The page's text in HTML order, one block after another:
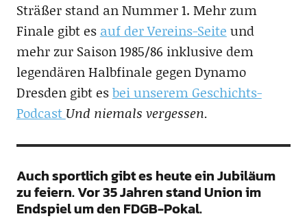
Sträßer stand an Nummer 1. Mehr zum
Finale gibt es auf der Vereins-Seite und
mehr zur Saison 1985/86 inklusive dem
legendären Halbfinale gegen Dynamo
Dresden gibt esbei unserem Geschichts-
Podcast Und niemals vergessen.
Auch sportlich gibt es heute ein Jubiläum
zu feiern. Vor 35 Jahren stand Union im
Endspiel um den FDGB-Pokal.